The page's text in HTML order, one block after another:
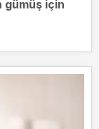
gümüş için